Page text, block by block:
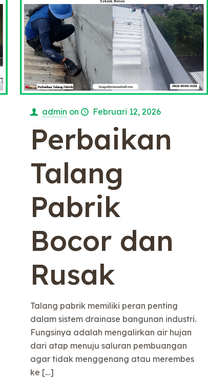
admin on Februari 12, 2026
Perbaikan
Talang
Pabrik
Bocor dan
Rusak
Talang pabrik memiliki peran penting
dalam sistem drainase bangunan industri.
Fungsinya adalah mengalirkan air hujan
dari atap menuju saluran pembuangan
agar tidak menggenang atau merembes
ke […]